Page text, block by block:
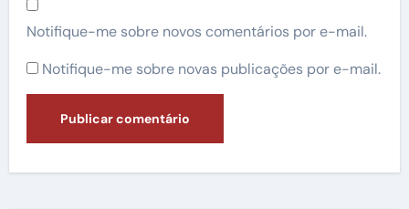
Notifique-me sobre novos comentários por e-mail.
Notifique-me sobre novas publicações por e-mail.